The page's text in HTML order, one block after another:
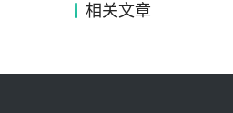
相关文章